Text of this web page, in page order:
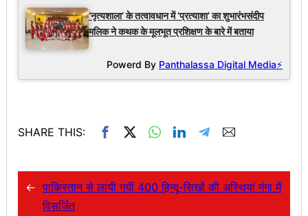
‘नृत्यशाला’ के तत्वावधान में ‘प्रत्याशा’ का शुभारंभसंदीप
मलिक ने कथक के मूलभूत प्रशिक्षण के बारे में बताया
Powerd By Panthalassa Digital Media⚡
SHARE THIS:
← पाकिस्तान से लायी गयीं 400 हिन्दू-सिखों की अस्थियां गंगा में
विसर्जित